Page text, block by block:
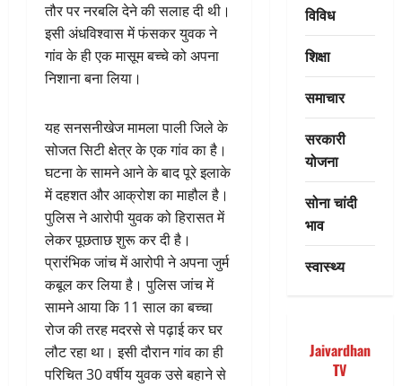
तौर पर नरबलि देने की सलाह दी थी।
इसी अंधविश्वास में फंसकर युवक ने
गांव के ही एक मासूम बच्चे को अपना
निशाना बना लिया।
यह सनसनीखेज मामला पाली जिले के
सोजत सिटी क्षेत्र के एक गांव का है।
घटना के सामने आने के बाद पूरे इलाके
में दहशत और आक्रोश का माहौल है।
पुलिस ने आरोपी युवक को हिरासत में
लेकर पूछताछ शुरू कर दी है।
प्रारंभिक जांच में आरोपी ने अपना जुर्म
कबूल कर लिया है। पुलिस जांच में
सामने आया कि 11 साल का बच्चा
रोज की तरह मदरसे से पढ़ाई कर घर
लौट रहा था। इसी दौरान गांव का ही
परिचित 30 वर्षीय युवक उसे बहाने से
विविध
शिक्षा
समाचार
सरकारी
योजना
सोना चांदी
भाव
स्वास्थ्य
Jaivardhan
TV